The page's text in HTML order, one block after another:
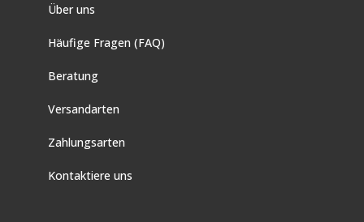
Über uns
Häufige Fragen (FAQ)
Beratung
Versandarten
Zahlungsarten
Kontaktiere uns